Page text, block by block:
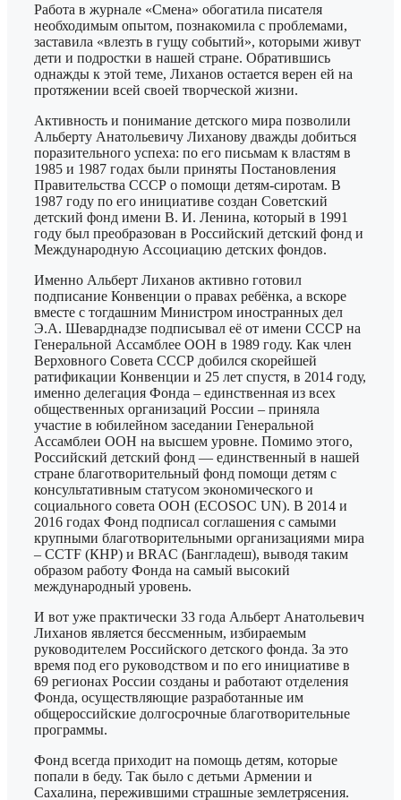
Работа в журнале «Смена» обогатила писателя
необходимым опытом, познакомила с проблемами,
заставила «влезть в гущу событий», которыми живут
дети и подростки в нашей стране. Обратившись
однажды к этой теме, Лиханов остается верен ей на
протяжении всей своей творческой жизни.
Активность и понимание детского мира позволили
Альберту Анатольевичу Лиханову дважды добиться
поразительного успеха: по его письмам к властям в
1985 и 1987 годах были приняты Постановления
Правительства СССР о помощи детям-сиротам. В
1987 году по его инициативе создан Советский
детский фонд имени В. И. Ленина, который в 1991
году был преобразован в Российский детский фонд и
Международную Ассоциацию детских фондов.
Именно Альберт Лиханов активно готовил
подписание Конвенции о правах ребёнка, а вскоре
вместе с тогдашним Министром иностранных дел
Э.А. Шеварднадзе подписывал её от имени СССР на
Генеральной Ассамблее ООН в 1989 году. Как член
Верховного Совета СССР добился скорейшей
ратификации Конвенции и 25 лет спустя, в 2014 году,
именно делегация Фонда – единственная из всех
общественных организаций России – приняла
участие в юбилейном заседании Генеральной
Ассамблеи ООН на высшем уровне. Помимо этого,
Российский детский фонд — единственный в нашей
стране благотворительный фонд помощи детям с
консультативным статусом экономического и
социального совета ООН (ECOSOC UN). В 2014 и
2016 годах Фонд подписал соглашения с самыми
крупными благотворительными организациями мира
– CCTF (КНР) и BRAC (Бангладеш), выводя таким
образом работу Фонда на самый высокий
международный уровень.
И вот уже практически 33 года Альберт Анатольевич
Лиханов является бессменным, избираемым
руководителем Российского детского фонда. За это
время под его руководством и по его инициативе в
69 регионах России созданы и работают отделения
Фонда, осуществляющие разработанные им
общероссийские долгосрочные благотворительные
программы.
Фонд всегда приходит на помощь детям, которые
попали в беду. Так было с детьми Армении и
Сахалина, пережившими страшные землетрясения.